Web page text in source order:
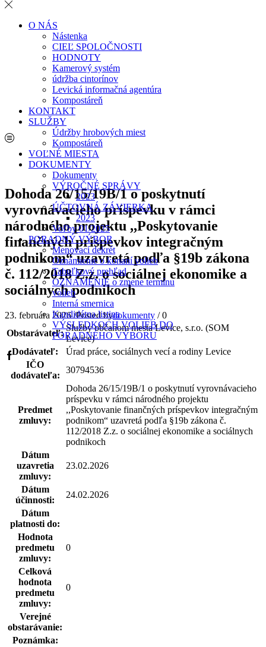
O NÁS
Nástenka
CIEĽ SPOLOČNOSTI
HODNOTY
Kamerový systém
údržba cintorínov
Levická informačná agentúra
Kompostáreň
KONTAKT
SLUŽBY
Údržby hrobových miest
Kompostáreň
VOĽNÉ MIESTA
DOKUMENTY
Dokumenty
VÝROČNÉ SPRÁVY
2023
ÚČTOVNÁ ZÁVIERKA
2023
Voľby 01/2025
PORADNÝ VÝBOR
Menovací dekrét
Oznámienie o konaní volieb
Tabuľkový prehľad
OZNÁMENIE o zmene termínu
volieb
Interná smernica
Kandidátna listina
VÝSLEDKOCH VOLIEB DO
PORADNÉHO VÝBORU
Facebook
Dohoda 26/15/19B/1 o poskytnutí
vyrovnávacieho príspevku v rámci
národného projektu ,,Poskytovanie
finančných príspevkov integračným
podnikom“ uzavretá podľa §19b zákona
č. 112/2018 Z.z. o sociálnej ekonomike a
sociálnych podnikoch
23. februára 2026 /Posted bydokumenty / 0
Obstarávateľ:
Služby občanom mesta Levice, s.r.o. (SOM
Levice)
Dodávateľ:
Úrad práce, sociálnych vecí a rodiny Levice
IČO
dodávateľa:
30794536
Predmet
zmluvy:
Dohoda 26/15/19B/1 o poskytnutí vyrovnávacieho
príspevku v rámci národného projektu
,,Poskytovanie finančných príspevkov integračným
podnikom“ uzavretá podľa §19b zákona č.
112/2018 Z.z. o sociálnej ekonomike a sociálnych
podnikoch
Dátum
uzavretia
zmluvy:
23.02.2026
Dátum
účinnosti:
24.02.2026
Dátum
platnosti do:
Hodnota
predmetu
zmluvy:
0
Celková
hodnota
predmetu
zmluvy:
0
Verejné
obstarávanie:
Poznámka: